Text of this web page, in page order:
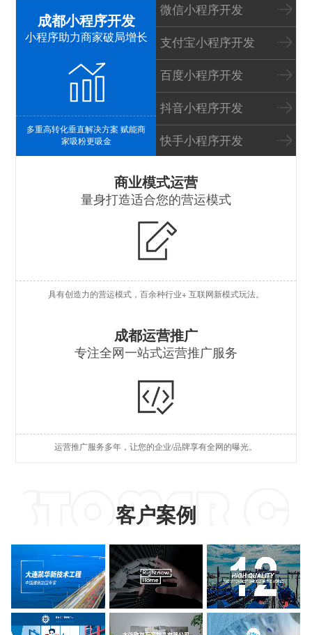
成都小程序开发
小程序助力商家破局增长
多重高转化垂直解决方案 赋能商
家吸粉更吸金
微信小程序开发
支付宝小程序开发
百度小程序开发
抖音小程序开发
快手小程序开发
商业模式运营
量身打造适合您的营运模式
具有创造力的营运模式，百余种行业+ 互联网新模式玩法。
成都运营推广
专注全网一站式运营推广服务
运营推广服务多年，让您的企业/品牌享有全网的曝光。
客户案例